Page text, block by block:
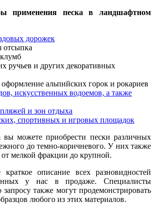
применения песка в ландшафтном
дорожек
отсыпка
ручьев и других декоративных
альпийских горок и рокариев
искусственных водоемов, а также
и зон отдыха
спортивных и игровых площадок
можете приобрести пески различных
до темно-коричневого. У них также
от мелкой фракции до крупной.
описание всех разновидностей
у нас в продаже. Специалисты
также могут продемонстрировать
любого из этих материалов.